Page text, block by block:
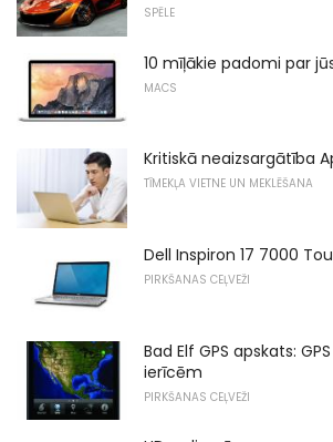
SPĒLE
10 mīļākie padomi par
MACS
Kritiskā neaizsargātība
TĪMEKĻA VIETNE UN MEKLĒŠANA
Dell Inspiron 17 7000
PIRKŠANAS CEĻVEŽI
Bad Elf GPS apskats:
ierīcēm
PIRKŠANAS CEĻVEŽI